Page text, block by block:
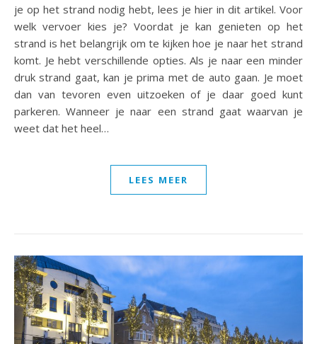
je op het strand nodig hebt, lees je hier in dit artikel. Voor
welk vervoer kies je? Voordat je kan genieten op het
strand is het belangrijk om te kijken hoe je naar het strand
komt. Je hebt verschillende opties. Als je naar een minder
druk strand gaat, kan je prima met de auto gaan. Je moet
dan van tevoren even uitzoeken of je daar goed kunt
parkeren. Wanneer je naar een strand gaat waarvan je
weet dat het heel…
LEES MEER